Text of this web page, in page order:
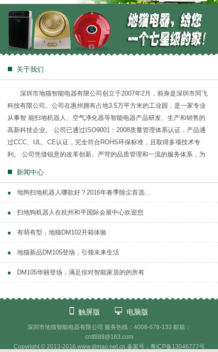
■ 关于我们
深圳市地猫智能电器有限公司创立于2007年2月，前身是深圳市同飞
科技有限公司。公司在惠州拥有占地3.5万平方米的工业园，是一家专业
从事智 能扫地机器人、空气净化器等智能电器产品研发、生产和销售的
高新科技企业。 公司已通过ISO9001：2008质量管理体系认证，产品通
过CCC、UL、CE认证，完全符合ROHS环保标准，且取得多项技术专
利。 公司凭借锐意的改革创新、严苛的品质管理和一流的服务体系，为
■ 新闻中心
● 地狗扫地机器人哪款好？2016年春季除尘首选...
● 扫地狗机器人在杭州和平国际会展中心欢迎您
● 有萌有型，地猫DM102开箱体验
● 地猫新品DM105登场，引领未来生活
● DM105华丽登场，满足你对智能家居的的所有
触屏版 电脑版
深圳市地猫智能电器有限公司 服务热线：4008-678-133 邮箱：
cntf888@163.com
Copyright © 2013-2016,www.dimao.net.cn ,备案号：粤ICP备13046777号